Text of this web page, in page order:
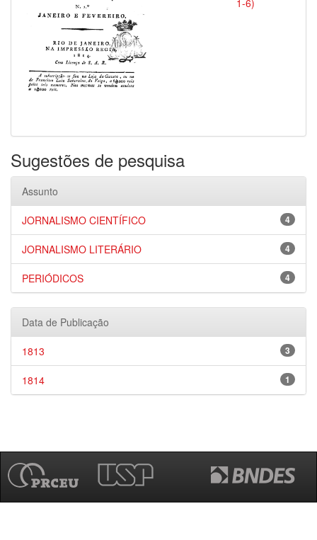
1-6)
Sugestões de pesquisa
Assunto
4
JORNALISMO CIENTÍFICO
4
JORNALISMO LITERÁRIO
4
PERIÓDICOS
Data de Publicação
3
1813
1
1814